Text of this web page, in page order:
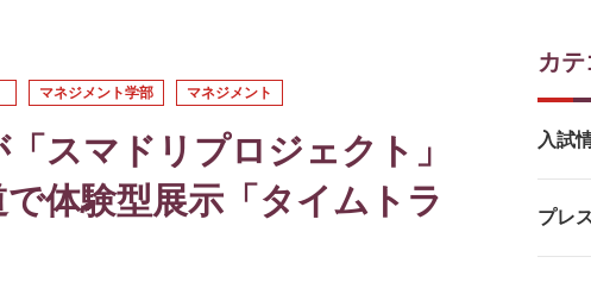
マネジメント学部 マネジメント
スマドリプロジェクト」
体験型展示「タイムトラ
カ
入試
プレ